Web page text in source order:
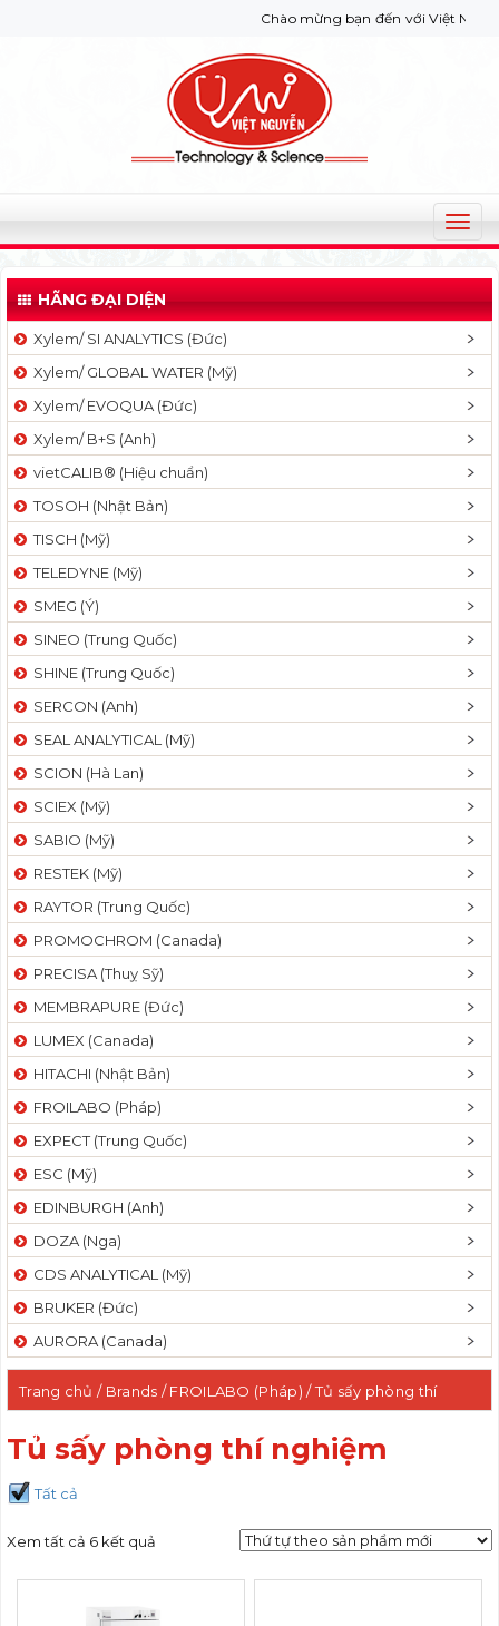
Chào mừng bạn đến với Việt Nguyễn
T
o
g
l
v
a
t
n
HÃNG ĐẠI DIỆN
Xylem/ SI ANALYTICS (Đức)
Xylem/ GLOBAL WATER (Mỹ)
Xylem/ EVOQUA (Đức)
Xylem/ B+S (Anh)
vietCALIB® (Hiệu chuẩn)
TOSOH (Nhật Bản)
TISCH (Mỹ)
TELEDYNE (Mỹ)
SMEG (Ý)
SINEO (Trung Quốc)
SHINE (Trung Quốc)
SERCON (Anh)
SEAL ANALYTICAL (Mỹ)
SCION (Hà Lan)
SCIEX (Mỹ)
SABIO (Mỹ)
RESTEK (Mỹ)
RAYTOR (Trung Quốc)
PROMOCHROM (Canada)
PRECISA (Thuỵ Sỹ)
MEMBRAPURE (Đức)
LUMEX (Canada)
HITACHI (Nhật Bản)
FROILABO (Pháp)
EXPECT (Trung Quốc)
ESC (Mỹ)
EDINBURGH (Anh)
DOZA (Nga)
CDS ANALYTICAL (Mỹ)
BRUKER (Đức)
AURORA (Canada)
Trang chủ / Brands /FROILABO (Pháp) / Tủ sấy phòng thí
nghiệm
Tủ sấy phòng thí nghiệm
Tất cả
Xem tất cả 6 kết quả